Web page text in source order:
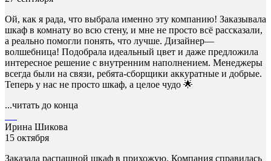
Ой, как я рада, что выбрала именно эту компанию! Заказывала
шкаф в комнату во всю стену, и мне не просто всё рассказали,
а реально помогли понять, что лучше. Дизайнер—
волшебница! Подобрала идеальный цвет и даже предложила
интересное решение с внутренним наполнением. Менеджеры
всегда были на связи, ребята-сборщики аккуратные и добрые.
Теперь у нас не просто шкаф, а целое чудо 🌟
...читать до конца
Ирина Шикова
15 октября
Заказала распашной шкаф в прихожую. Компания справилась